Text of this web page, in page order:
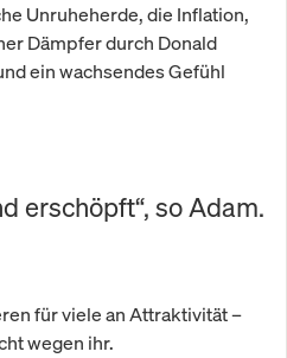
Unruheherde, die Inflation,
Dämpfer durch Donald
ein wachsendes Gefühl
erschöpft“, so Adam.
für viele an Attraktivität –
wegen ihr.